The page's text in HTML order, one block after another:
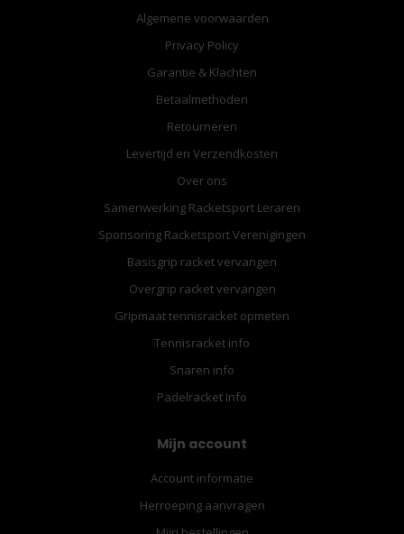
Algemene voorwaarden
Privacy Policy
Garantie & Klachten
Betaalmethoden
Retourneren
Levertijd en Verzendkosten
Over ons
Samenwerking Racketsport Leraren
Sponsoring Racketsport Verenigingen
Basisgrip racket vervangen
Overgrip racket vervangen
Gripmaat tennisracket opmeten
Tennisracket info
Snaren info
Padelracket Info
Mijn account
Account informatie
Herroeping aanvragen